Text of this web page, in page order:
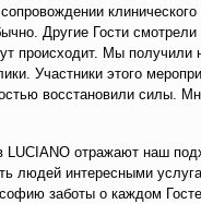
клинического
Другие Гости смотрели
происходит. Мы получили
Участники этого
восстановили силы.
LUCIANO отражают наш
людей интересными
заботы о каждом